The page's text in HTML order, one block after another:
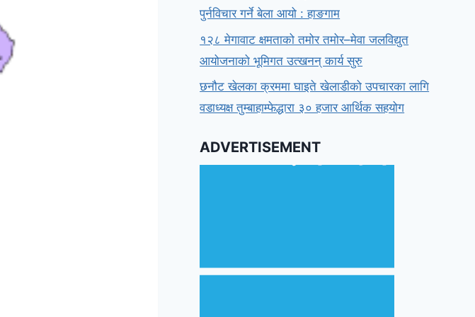
पुर्नविचार गर्ने बेला आयो : हाङगाम
१२८ मेगावाट क्षमताको तमोर तमोर–मेवा जलविद्युत
आयोजनाको भूमिगत उत्खनन् कार्य सुरु
छनौट खेलका क्रममा घाइते खेलाडीको उपचारका लागि
वडाध्यक्ष तुम्बाहाम्फेद्धारा ३० हजार आर्थिक सहयोग
ADVERTISEMENT